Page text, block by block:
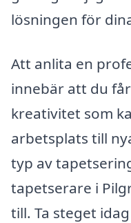
lösningen för
Att anlita en
innebär att du
kreativitet som
arbetsplats till
typ av
tapetserare i
till. Ta steget